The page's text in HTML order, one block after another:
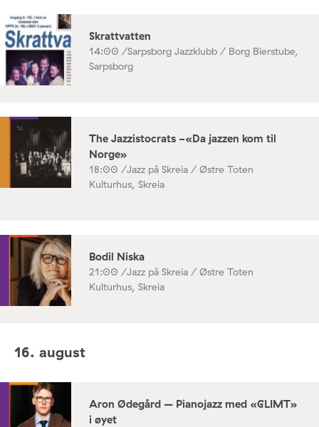
Skrattvatten
14:00 /Sarpsborg Jazzklubb / Borg Bierstube,
Sarpsborg
The Jazzistocrats -«Da jazzen kom til
Norge»
18:00 /Jazz på Skreia / Østre Toten
Kulturhus, Skreia
Bodil Niska
21:00 /Jazz på Skreia / Østre Toten
Kulturhus, Skreia
16. august
Aron Ødegård – Pianojazz med «GLIMT»
i øyet